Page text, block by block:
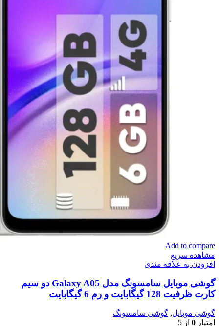
Add to compare
مشاهده سریع
افزودن به علاقه مندی
گوشی موبایل سامسونگ مدل Galaxy A05 دو سیم
کارت ظرفیت 128 گیگابایت و رم 6 گیگابایت
گوشی موبایل, گوشی سامسونگ
امتیاز 0 از 5